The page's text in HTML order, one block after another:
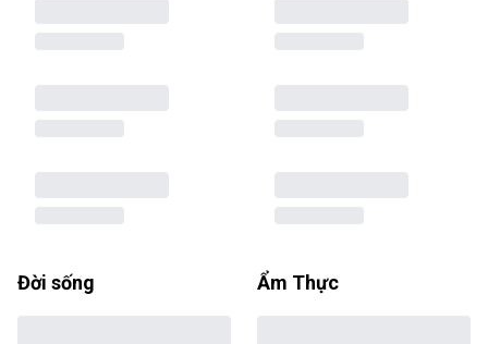
Đời sống Ẩm Thực